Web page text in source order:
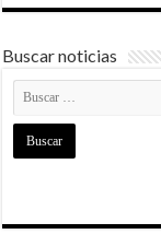
Buscar noticias